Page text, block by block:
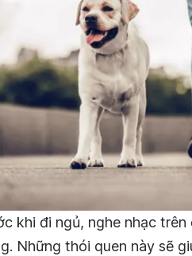
khi đi ngủ, nghe nhạc
Những thói quen này sẽ